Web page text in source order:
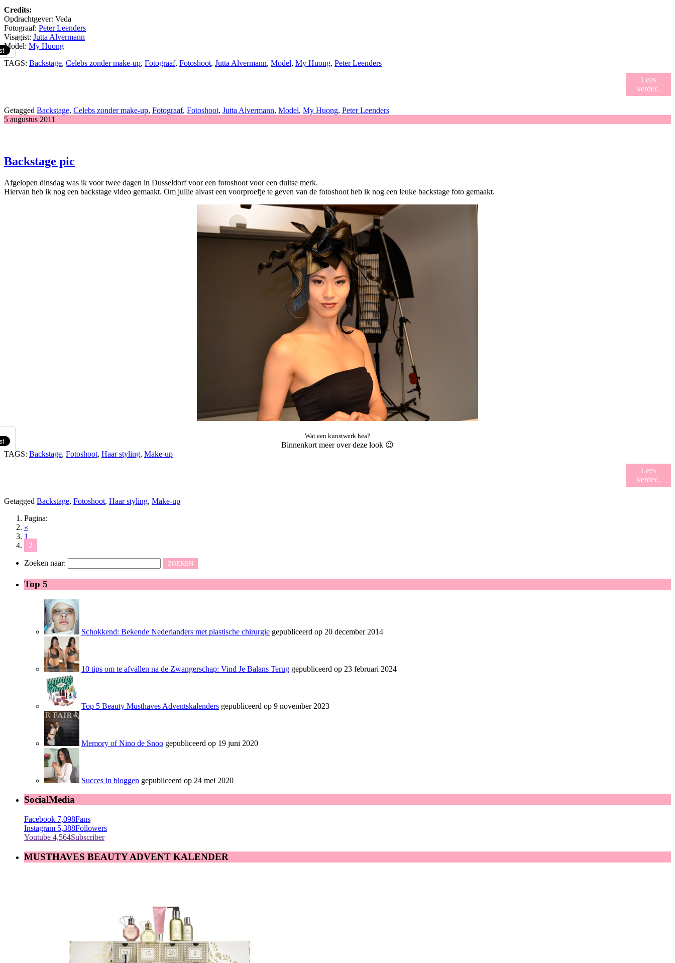
Credits:
Opdrachtgever: Veda
Fotograaf: Peter Leenders
Visagist: Jutta Alvermann
Model: My Huong
TAGS: Backstage, Celebs zonder make-up, Fotograaf, Fotoshoot, Jutta Alvermann, Model, My Huong, Peter Leenders
Lees
verder..
Getagged Backstage, Celebs zonder make-up, Fotograaf, Fotoshoot, Jutta Alvermann, Model, My Huong, Peter Leenders
5 augustus 2011
Backstage pic
Afgelopen dinsdag was ik voor twee dagen in Dusseldorf voor een fotoshoot voor een duitse merk.
Hiervan heb ik nog een backstage video gemaakt. Om jullie alvast een voorproefje te geven van de fotoshoot heb ik nog een leuke backstage foto gemaakt.
Wat een kunstwerk hea?
Binnenkort meer over deze look 😉
TAGS: Backstage, Fotoshoot, Haar styling, Make-up
Lees
verder..
Getagged Backstage, Fotoshoot, Haar styling, Make-up
Pagina:
«
1
2
Zoeken naar:
Top 5
Schokkend: Bekende Nederlanders met plastische chirurgie gepubliceerd op 20 december 2014
10 tips om te afvallen na de Zwangerschap: Vind Je Balans Terug gepubliceerd op 23 februari 2024
Top 5 Beauty Musthaves Adventskalenders gepubliceerd op 9 november 2023
Memory of Nino de Snoo gepubliceerd op 19 juni 2020
Succes in bloggen gepubliceerd op 24 mei 2020
SocialMedia
Facebook 7,098Fans
Instagram 5,388Followers
Youtube 4,564Subscriber
MUSTHAVES BEAUTY ADVENT KALENDER